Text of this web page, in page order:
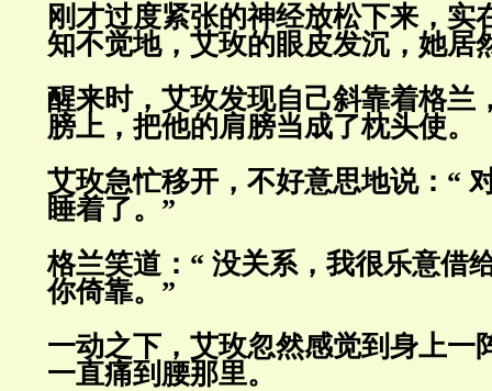
刚才过度紧张的神经放松下来，实
知不觉地，艾玫的眼皮发沉，她居
醒来时，艾玫发现自己斜靠着格兰
膀上，把他的肩膀当成了枕头使。
艾玫急忙移开，不好意思地说：“
睡着了。”
格兰笑道：“ 没关系，我很乐意借
你倚靠。”
一动之下，艾玫忽然感觉到身上一
一直痛到腰那里。